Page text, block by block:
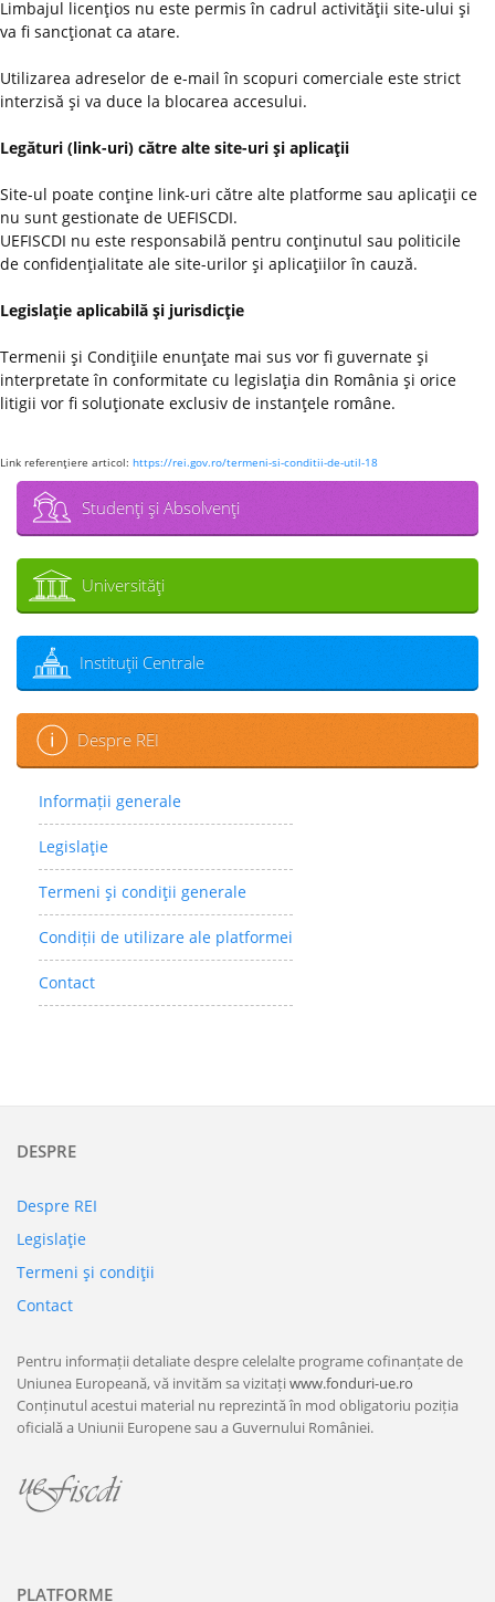
Limbajul licenţios nu este permis în cadrul activităţii site-ului şi
va fi sancţionat ca atare.
Utilizarea adreselor de e-mail în scopuri comerciale este strict
interzisă şi va duce la blocarea accesului.
Legături (link-uri) către alte site-uri şi aplicaţii
Site-ul poate conţine link-uri către alte platforme sau aplicaţii ce
nu sunt gestionate de UEFISCDI.
UEFISCDI nu este responsabilă pentru conţinutul sau politicile
de confidenţialitate ale site-urilor şi aplicaţiilor în cauză.
Legislaţie aplicabilă şi jurisdicţie
Termenii şi Condiţiile enunţate mai sus vor fi guvernate şi
interpretate în conformitate cu legislaţia din România şi orice
litigii vor fi soluţionate exclusiv de instanţele române.
Link referenţiere articol: https://rei.gov.ro/termeni-si-conditii-de-util-18
Studenţi şi Absolvenţi
Universităţi
Instituţii Centrale
Despre REI
Informații generale
Legislaţie
Termeni şi condiţii generale
Condiții de utilizare ale platformei
Contact
DESPRE
Despre REI
Legislaţie
Termeni şi condiţii
Contact
Pentru informații detaliate despre celelalte programe cofinanțate de
Uniunea Europeană, vă invităm sa vizitațiwww.fonduri-ue.ro
Conținutul acestui material nu reprezintă în mod obligatoriu poziția
oficială a Uniunii Europene sau a Guvernului României.
PLATFORME